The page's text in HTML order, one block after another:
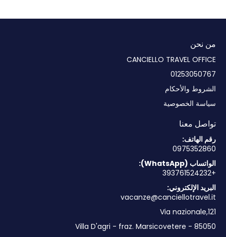
من نحن
CANCIELLO TRAVEL OFFICE
01253050767
الشروط والأحكام
سياسة الخصوصية
تواصل معنا
رقم الهاتف:
0975352860
الواتساب (WhatsApp):
+393761524232
البريد الإلكتروني:
vacanze@canciellotravel.it
Via nazionale,121
85050 - Villa D'agri - fraz. Marsicovetere